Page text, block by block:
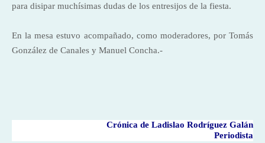
para disipar muchísimas dudas de los entresijos de la fiesta.
En la mesa estuvo acompañado, como moderadores, por Tomás
González de Canales y Manuel Concha.-
Crónica de Ladislao Rodríguez Galán
Periodista